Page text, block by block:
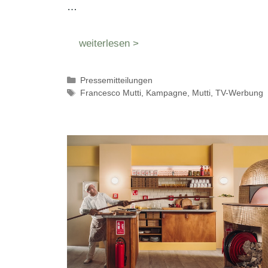
…
weiterlesen >
Kategorien
Pressemitteilungen
Schlagwörter
Francesco Mutti, Kampagne Mutti, TV-Werbung